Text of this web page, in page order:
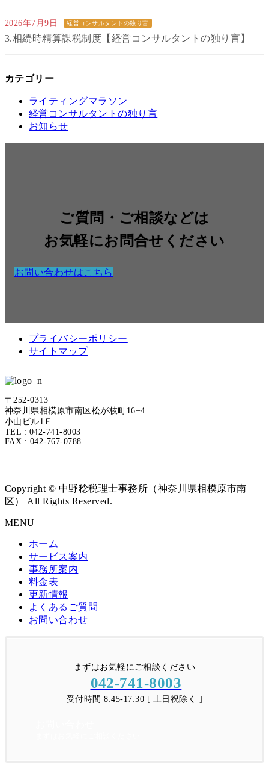
2026年7月9日 経営コンサルタントの独り言
3.相続時精算課税制度【経営コンサルタントの独り言】
カテゴリー
ライティングマラソン
経営コンサルタントの独り言
お知らせ
ご質問・ご相談などは
お気軽にお問合せください
お問い合わせはこちら
プライバシーポリシー
サイトマップ
〒252-0313
神奈川県相模原市南区松が枝町16−4
小山ビル1Ｆ
TEL : 042-741-8003
FAX : 042-767-0788
Copyright © 中野稔税理士事務所（神奈川県相模原市南
区） All Rights Reserved.
MENU
ホーム
サービス案内
事務所案内
料金表
更新情報
よくあるご質問
お問い合わせ
まずはお気軽にご相談ください
042-741-8003
受付時間 8:45-17:30 [ 土日祝除く ]